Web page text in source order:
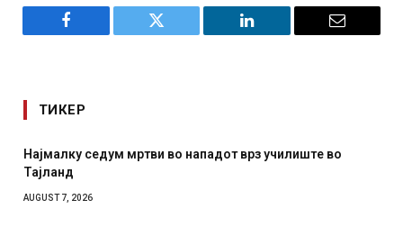
Facebook Twitter LinkedIn Email
ТИКЕР
Најмалку седум мртви во нападот врз училиште во
Тајланд
AUGUST 7, 2026